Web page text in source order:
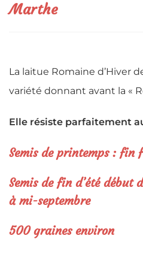
Marthe
La laitue Romaine d’Hiver
variété donnant avant la «
Elle résiste parfaitement
Semis de printemps :
Semis de fin d’été début
à mi-septembre
500 graines environ